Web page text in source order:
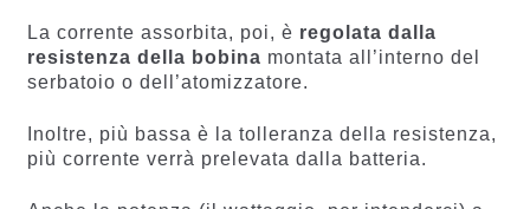
La corrente assorbita, poi, è regolata dalla
resistenza della bobina montata all’interno del
serbatoio o dell’atomizzatore.
Inoltre, più bassa è la tolleranza della resistenza,
più corrente verrà prelevata dalla batteria.